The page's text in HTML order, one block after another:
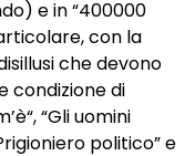
e in “400000
con la
che devono
condizione di
“Gli uomini
politico” e